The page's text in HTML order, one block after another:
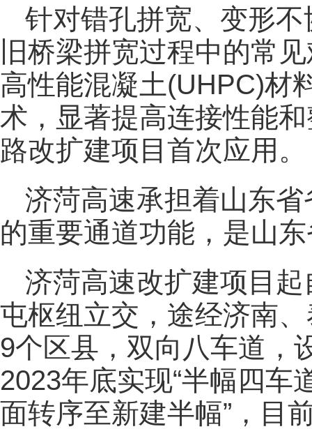
针对错孔拼宽、变形
旧桥梁拼宽过程中的常
高性能混凝土(UHPC)材
术，显著提高连接性能
路改扩建项目首次应用。
济菏高速承担着山东
的重要通道功能，是山
济菏高速改扩建项目
屯枢纽立交，途经济南
9个区县，双向八车道，
2023年底实现“半幅四车
面转序至新建半幅”，目